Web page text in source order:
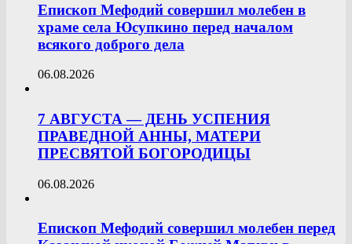
Епископ Мефодий совершил молебен в
храме села Юсупкино перед началом
всякого доброго дела
06.08.2026
7 АВГУСТА — ДЕНЬ УСПЕНИЯ
ПРАВЕДНОЙ АННЫ, МАТЕРИ
ПРЕСВЯТОЙ БОГОРОДИЦЫ
06.08.2026
Епископ Мефодий совершил молебен перед